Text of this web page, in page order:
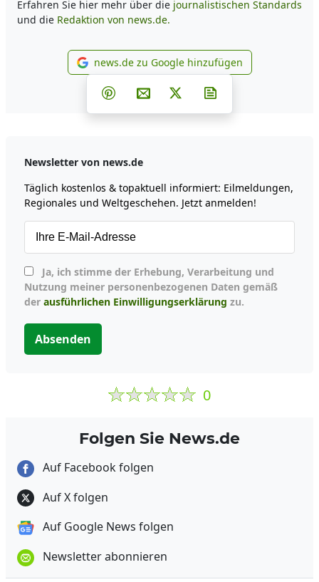
Erfahren Sie hier mehr über die journalistischen Standards
und die Redaktion von news.de.
news.de zu Google
news.de zu Google hinzufügen
Teilen auf Facebook
Teilen auf Whatsapp
Teilen auf Telegram
Teilen auf Pinterest
Per E-Mail teilen
Post auf X
Newsletter von news.de
Täglich kostenlos & topaktuell informiert: Eilmeldungen,
Regionales und Weltgeschehen. Jetzt anmelden!
Nutzung meiner personenbezogenen Daten gemäß
der ausführlichen Einwilligungserklärung zu.
Absenden
0
Folgen Sie News.de
Auf Facebook folgen
Auf X folgen
Auf Google News folgen
Newsletter abonnieren